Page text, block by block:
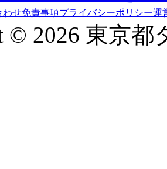
わせ免責事項プライバシーポリシー運
© 2026 東京